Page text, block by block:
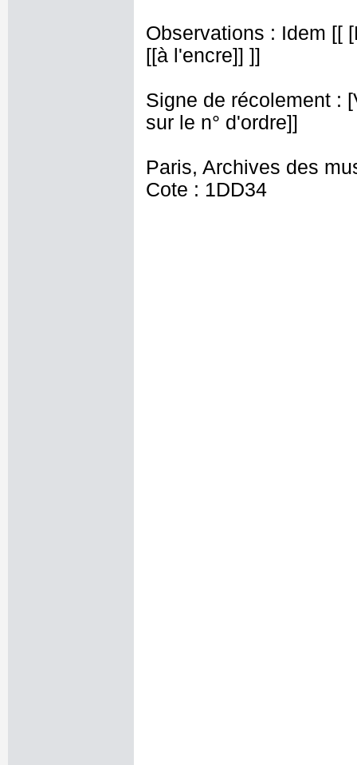
Observations : Idem [[
[[à l'encre]] ]]
Signe de récolement :
sur le n° d'ordre]]
Paris, Archives des
Cote : 1DD34